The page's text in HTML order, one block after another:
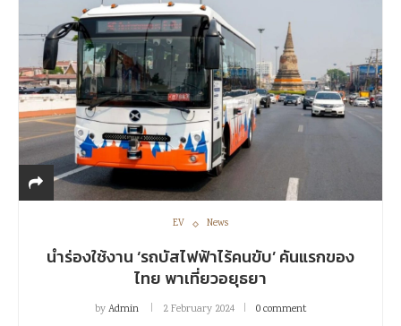
EV News
นำร่องใช้งาน ‘รถบัสไฟฟ้าไร้คนขับ’ คันแรกของ
ไทย พาเที่ยวอยุธยา
byAdmin 2 February 2024 0 comment